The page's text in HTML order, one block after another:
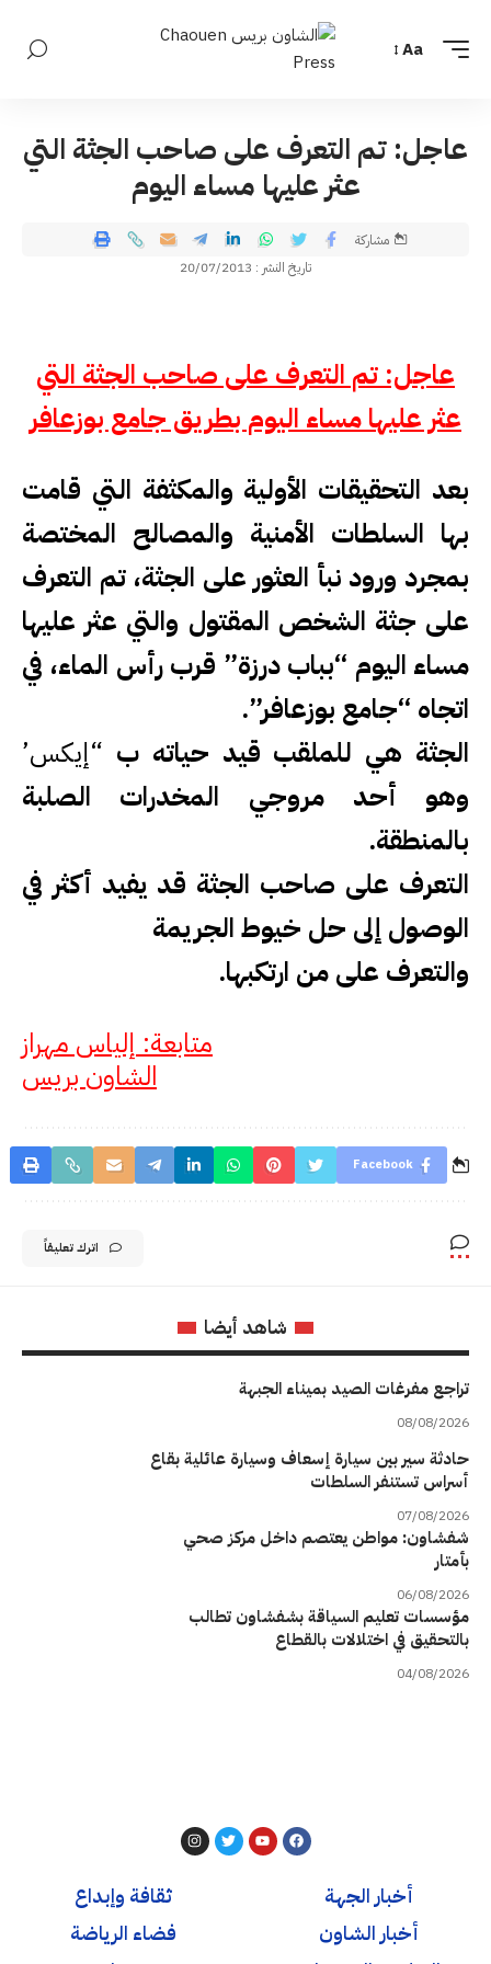
Aa
عاجل: تم التعرف على صاحب الجثة التي
عثر عليها مساء اليوم
تاريخ النشر : 20/07/2013
مشاركة
عاجل: تم التعرف على صاحب الجثة التي
عثر عليها مساء اليوم بطريق جامع بوزعافر
بعد التحقيقات الأولية والمكثفة التي قامت
بها السلطات الأمنية والمصالح المختصة
بمجرد ورود نبأ العثور على الجثة، تم التعرف
على جثة الشخص المقتول والتي عثر عليها
مساء اليوم “بباب درزة” قرب رأس الماء، في
اتجاه “جامع بوزعافر”.
الجثة هي للملقب قيد حياتهب “إيكس’
وهو أحد مروجي المخدرات الصلبة
بالمنطقة.
التعرف على صاحب الجثة قد يفيد أكثر في
الوصولإلى حل خيوط الجريمة
والتعرف على من ارتكبها.
متابعة: إلياس مهراز
الشاون بريس
Facebook
اترك تعليقاً
شاهد أيضا
تراجع مفرغات الصيد بميناء الجبهة
08/08/2026
حادثة سير بين سيارة إسعاف وسيارة عائلية بقاع
أسراس تستنفر السلطات
07/08/2026
شفشاون: مواطن يعتصم داخل مركز صحي
بأمتار
06/08/2026
مؤسسات تعليم السياقة بشفشاون تطالب
بالتحقيق في اختلالات بالقطاع
04/08/2026
أخبار الجهة
أخبار الشاون
ثقافة وإبداع
فضاء الرياضة